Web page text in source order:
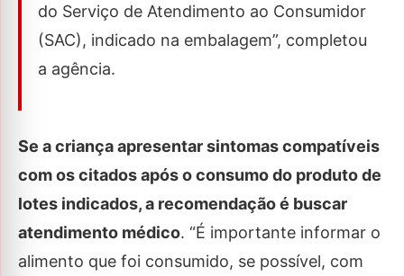
do Serviço de Atendimento ao Consumidor
(SAC), indicado na embalagem”, completou
a agência.
Se a criança apresentar sintomas compatíveis
com os citados após o consumo do produto de
lotes indicados, a recomendação é buscar
atendimento médico. “É importante informar o
alimento que foi consumido, se possível, com